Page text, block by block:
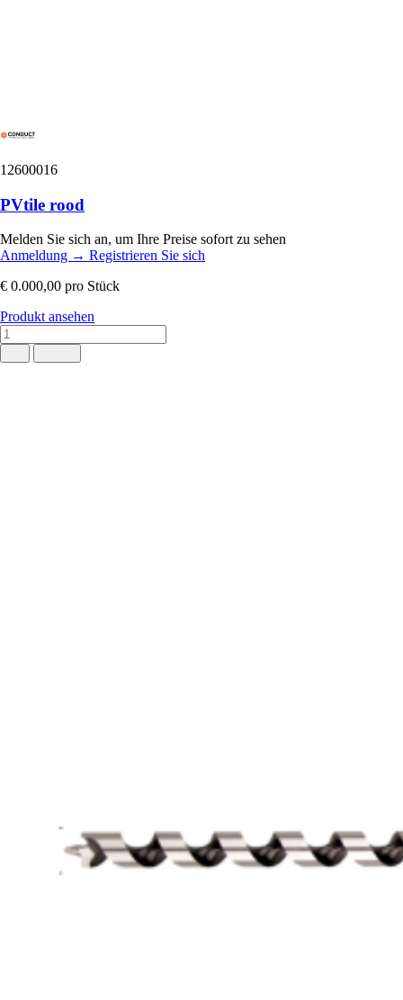
12600016
PVtile rood
Melden Sie sich an, um Ihre Preise sofort zu sehen
Anmeldung → Registrieren Sie sich
€ 0.000,00 pro Stück
Produkt ansehen